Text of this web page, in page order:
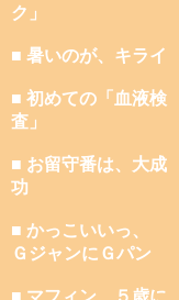
ク」
■ 暑いのが、キライ
■ 初めての「血液検
査」
■ お留守番は、大成
功
■ かっこいいっ、
ＧジャンにＧパン
■ マフィン、５歳に